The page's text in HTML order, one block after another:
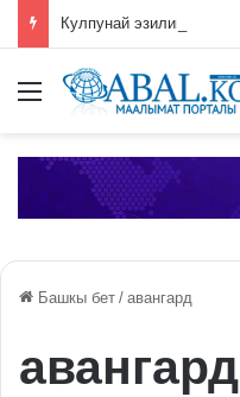
Меню
Башкы бет / авангард
авангард